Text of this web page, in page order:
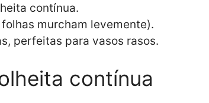
contínua.
murcham levemente).
perfeitas para vasos rasos.
contínua